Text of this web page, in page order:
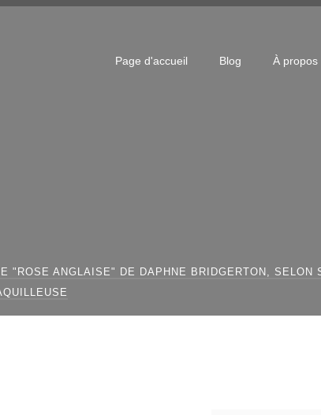
Page d'accueil Blog À propos
"ROSE ANGLAISE" DE DAPHNE BRIDGERTON, SELON